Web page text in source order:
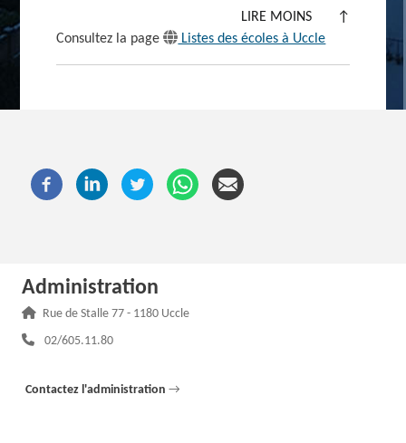
LIRE MOINS
↑
Consultez la page
Listes des écoles à Uccle
Administration
Adresse :
Rue de Stalle 77 - 1180 Uccle
Téléphone :
02/605.11.80
Contactez l'administration →